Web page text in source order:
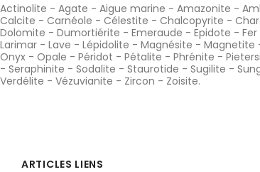
Actinolite - Agate - Aigue marine - Amazonite -
Calcite - Carnéole - Célestite - Chalcopyrite -
Dolomite - Dumortiérite - Emeraude - Epidote -
Larimar - Lave - Lépidolite - Magnésite - Magnetite
Onyx - Opale - Péridot - Pétalite - Phrénite -
- Seraphinite - Sodalite - Staurotide - Sugilite -
Verdélite - Vézuvianite - Zircon - Zoisite.
ARTICLES LIENS